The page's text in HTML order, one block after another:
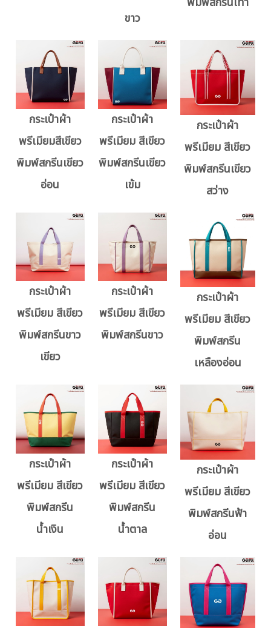
ขาว
กระเป๋าผ้า
พรีเมียมสีเขียว
พิมพ์สกรีนเขียว
อ่อน
กระเป๋าผ้า
พรีเมียม สีเขียว
พิมพ์สกรีนเขียว
เข้ม
กระเป๋าผ้า
พรีเมียม สีเขียว
พิมพ์สกรีนเขียว
สว่าง
กระเป๋าผ้า
พรีเมียม สีเขียว
พิมพ์สกรีนขาว
เขียว
กระเป๋าผ้า
พรีเมียม สีเขียว
พิมพ์สกรีนขาว
กระเป๋าผ้า
พรีเมียม สีเขียว
พิมพ์สกรีน
เหลืองอ่อน
กระเป๋าผ้า
พรีเมียม สีเขียว
พิมพ์สกรีน
น้ำเงิน
กระเป๋าผ้า
พรีเมียม สีเขียว
พิมพ์สกรีน
น้ำตาล
กระเป๋าผ้า
พรีเมียม สีเขียว
พิมพ์สกรีนฟ้า
อ่อน